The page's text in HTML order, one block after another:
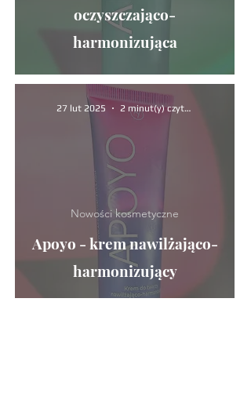
oczyszczająco-
harmonizująca
Apoyo - krem nawilżająco-
harmonizujący
Nowości kosmetyczne
27 lut 2025 2 minut(y) czytania